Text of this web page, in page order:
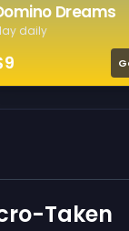
Dreams
daily
Taken